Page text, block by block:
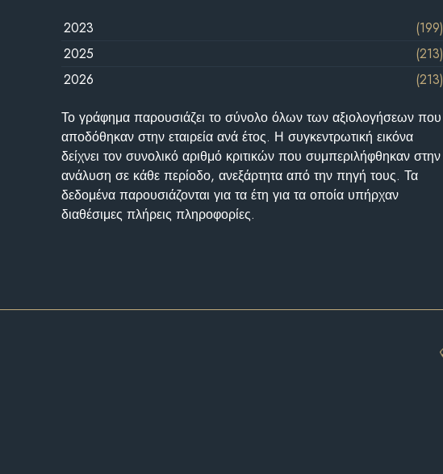
2023
(199)
2025
(213)
2026
(213)
Το γράφημα παρουσιάζει το σύνολο όλων των αξιολογήσεων που
αποδόθηκαν στην εταιρεία ανά έτος. Η συγκεντρωτική εικόνα
δείχνει τον συνολικό αριθμό κριτικών που συμπεριλήφθηκαν στην
ανάλυση σε κάθε περίοδο, ανεξάρτητα από την πηγή τους. Τα
δεδομένα παρουσιάζονται για τα έτη για τα οποία υπήρχαν
διαθέσιμες πλήρεις πληροφορίες.